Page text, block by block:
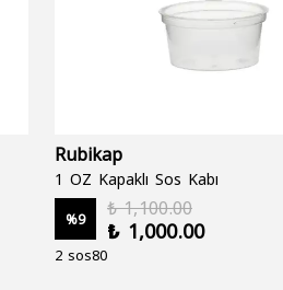
Rubikap
1 OZ Kapaklı Sos Kabı
%9
₺ 1,100.00
₺ 1,000.00
2 sos80